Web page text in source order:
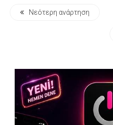
Νεότερη ανάρτηση